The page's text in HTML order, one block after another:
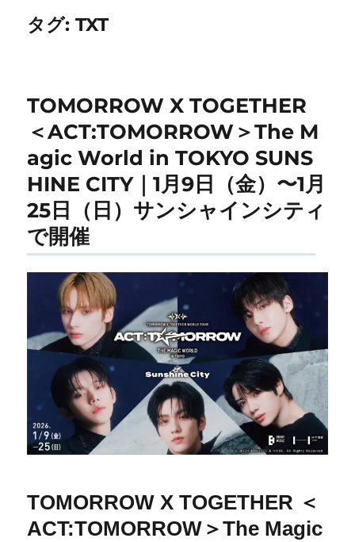
タグ:TXT
TOMORROW X TOGETHER
＜ACT:TOMORROW＞The M
agic World in TOKYO SUNS
HINE CITY｜1月9日（金）〜1月
25日（日）サンシャインシティ
で開催
TOMORROW X TOGETHER ＜
ACT:TOMORROW＞The Magic